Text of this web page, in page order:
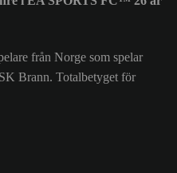
från Norge som spelar
Brann. Totalbetyget för